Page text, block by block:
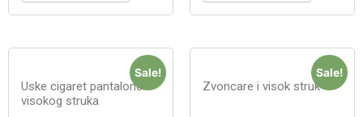
Sale!
Uske cigaret pantalone
visokog struka
Sale!
Zvoncare i visok struk